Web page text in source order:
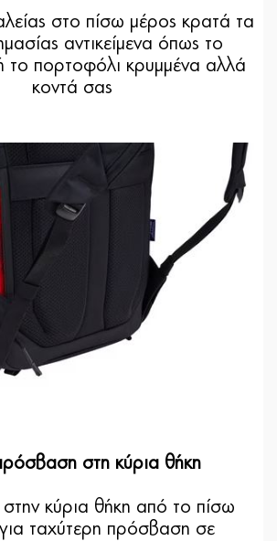
στο πίσω μέρος κρατά τα
αντικείμενα όπως το
το πορτοφόλι κρυμμένα αλλά
κοντά σας
στη κύρια θήκη
κύρια θήκη από το πίσω
ταχύτερη πρόσβαση σε